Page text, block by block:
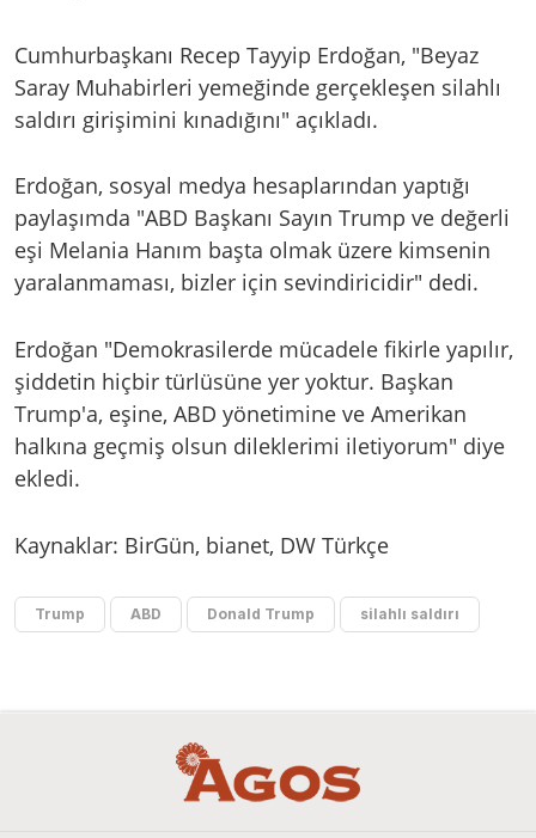
Cumhurbaşkanı Recep Tayyip Erdoğan, "Beyaz
Saray Muhabirleri yemeğinde gerçekleşen silahlı
saldırı girişimini kınadığını" açıkladı.
Erdoğan, sosyal medya hesaplarından yaptığı
paylaşımda "ABD Başkanı Sayın Trump ve değerli
eşi Melania Hanım başta olmak üzere kimsenin
yaralanmaması, bizler için sevindiricidir" dedi.
Erdoğan "Demokrasilerde mücadele fikirle yapılır,
şiddetin hiçbir türlüsüne yer yoktur. Başkan
Trump'a, eşine, ABD yönetimine ve Amerikan
halkına geçmiş olsun dileklerimi iletiyorum" diye
ekledi.
Kaynaklar: BirGün, bianet, DW Türkçe
Trump ABD Donald Trump silahlı saldırı